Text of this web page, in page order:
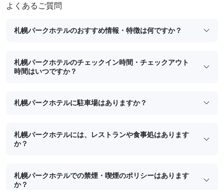
よくあるご質問
札幌パークホテルのおすすめ情報・特徴は何ですか？
札幌パークホテルのチェックイン時間・チェックアウト
時間はいつですか？
札幌パークホテルに駐車場はありますか？
札幌パークホテルには、レストランや食事処はあります
か？
札幌パークホテルでの禁煙・喫煙のポリシーはあります
か？